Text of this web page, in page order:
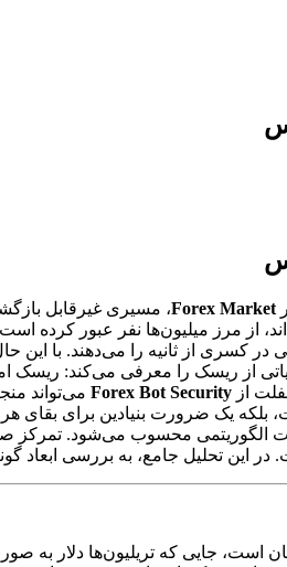
Forex Market
از مرز میلیون‌ها نفر عبور کرده
کسری از ثانیه را می‌دهند. با این
از ریسک را معرفی می‌کند: ریسک
از Forex Bot Security می‌تواند
یک ضرورت بنیادین برای بقای
الگوریتمی محسوب می‌شود. تمرکز
این تحلیل جامع، به بررسی ابعاد